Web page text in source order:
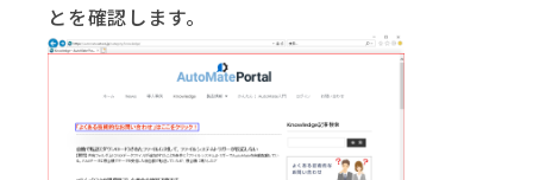
とを確認します。